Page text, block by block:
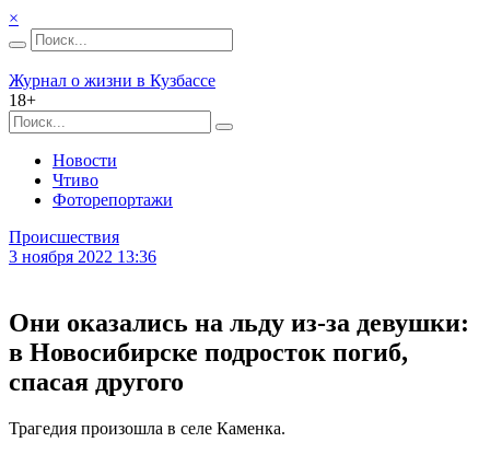
×
Журнал о жизни в Кузбассе
18+
Новости
Чтиво
Фоторепортажи
Происшествия
3 ноября 2022 13:36
Они оказались на льду из-за девушки:
в Новосибирске подросток погиб,
спасая другого
Трагедия произошла в селе Каменка.